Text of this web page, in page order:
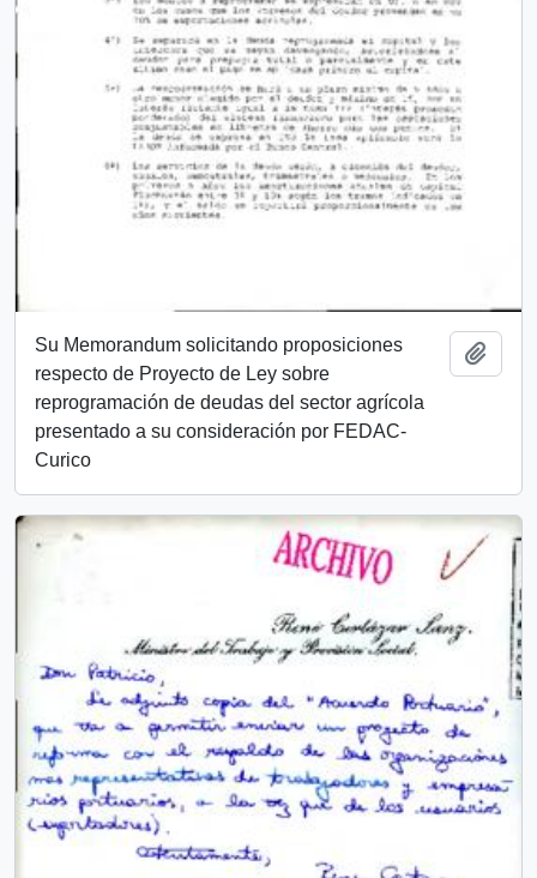
Su Memorandum solicitando proposiciones
respecto de Proyecto de Ley sobre
reprogramación de deudas del sector agrícola
presentado a su consideración por FEDAC-
Curico